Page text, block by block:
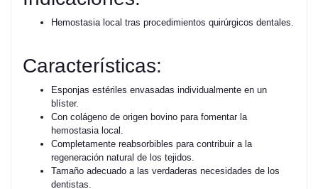
Hemostasia local tras procedimientos quirúrgicos dentales.
Características:
Esponjas estériles envasadas individualmente en un
blíster.
Con colágeno de origen bovino para fomentar la
hemostasia local.
Completamente reabsorbibles para contribuir a la
regeneración natural de los tejidos.
Tamaño adecuado a las verdaderas necesidades de los
dentistas.